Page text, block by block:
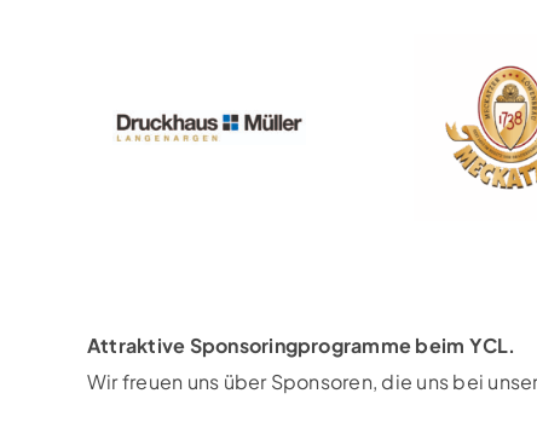
Attraktive Sponsoringprogramme beim YCL.
Wir freuen uns über Sponsoren, die uns bei